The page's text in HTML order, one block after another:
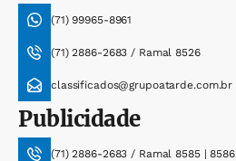
(71) 99965-8961
(71) 2886-2683 / Ramal 8526
classificados@grupoatarde.com.br
Publicidade
(71) 2886-2683 / Ramal 8585 | 8586